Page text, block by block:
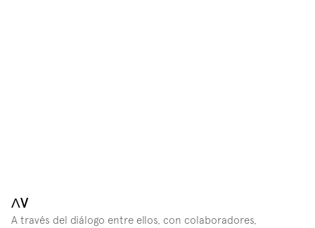
ɅV
A través del diálogo entre ellos, con colaboradores,